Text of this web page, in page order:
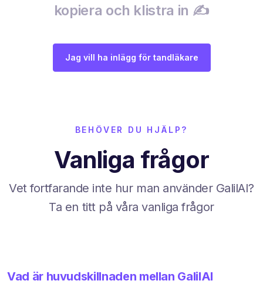
kopiera och klistra in ✍️
Jag vill ha inlägg för tandläkare
BEHÖVER DU HJÄLP?
Vanliga frågor
Vet fortfarande inte hur man använder GalilAI?
Ta en titt på våra vanliga frågor
Vad är huvudskillnaden mellan GalilAI